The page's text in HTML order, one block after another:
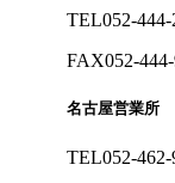
TEL052-444-
FAX052-
名古屋営業所
TEL052-